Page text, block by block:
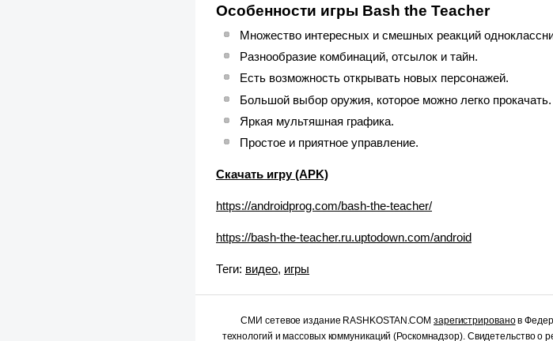
Особенности игры Bash the Teacher
Множество интересных и смешных реакций
Разнообразие комбинаций, отсылок и тайн.
Есть возможность открывать новых персонажей.
Большой выбор оружия, которое можно легко прокачать.
Яркая мультяшная графика.
Простое и приятное управление.
Скачать игру (APK)
https://androidprog.com/bash-the-teacher/
https://bash-the-teacher.ru.uptodown.com/android
Теги: видео, игры
СМИ сетевое издание RASHKOSTAN.COMзарегистрированов
технологий и массовых коммуникаций (Роскомнадзор). Свидетельство о